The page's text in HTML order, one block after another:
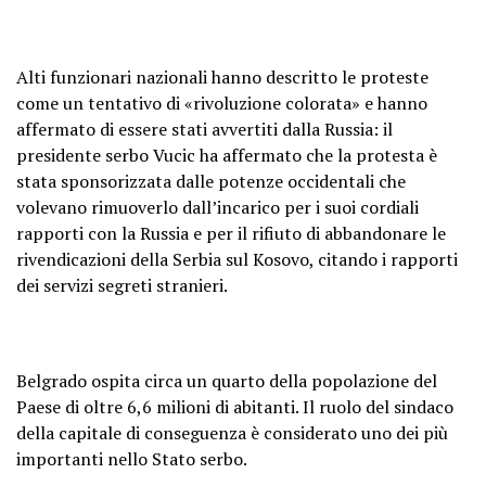
Alti funzionari nazionali hanno descritto le proteste
come un tentativo di «rivoluzione colorata» e hanno
affermato di essere stati avvertiti dalla Russia: il
presidente serbo Vucic ha affermato che la protesta è
stata sponsorizzata dalle potenze occidentali che
volevano rimuoverlo dall’incarico per i suoi cordiali
rapporti con la Russia e per il rifiuto di abbandonare le
rivendicazioni della Serbia sul Kosovo, citando i rapporti
dei servizi segreti stranieri.
Belgrado ospita circa un quarto della popolazione del
Paese di oltre 6,6 milioni di abitanti. Il ruolo del sindaco
della capitale di conseguenza è considerato uno dei più
importanti nello Stato serbo.